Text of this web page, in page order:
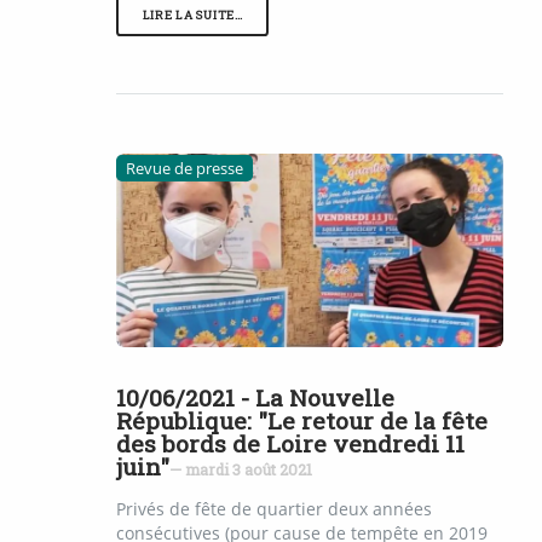
LIRE LA SUITE…
Revue de presse
10/06/2021 - La Nouvelle
République: "Le retour de la fête
des bords de Loire vendredi 11
juin"— mardi 3 août 2021
Privés de fête de quartier deux années
consécutives (pour cause de tempête en 2019